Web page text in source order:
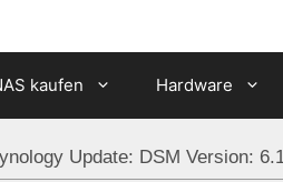
kaufen Hardware
Update: DSM Version: